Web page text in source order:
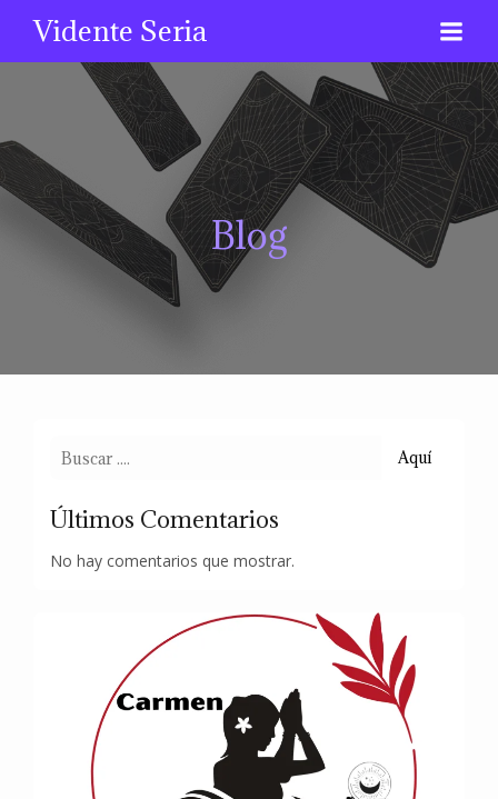
Vidente Seria
Blog
Aquí
Últimos Comentarios
No hay comentarios que mostrar.